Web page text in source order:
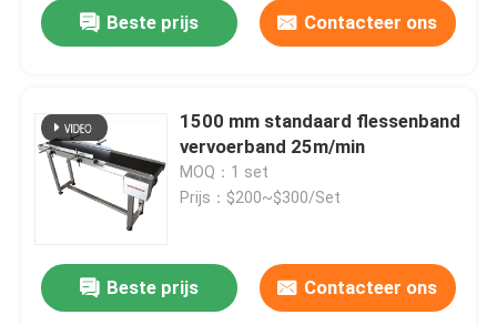
Beste prijs Contacteer ons
1500 mm standaard flessenband
vervoerband 25m/min
MOQ：1 set
Prijs：$200~$300/Set
Beste prijs Contacteer ons